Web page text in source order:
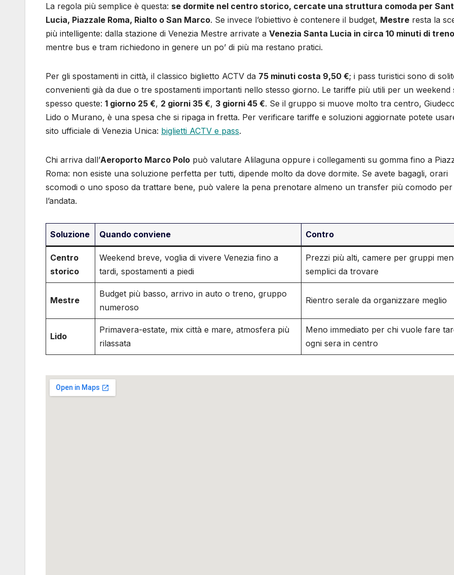
La regola più semplice è questa: se dormite nel centro storico, cercate una struttura comoda per
Lucia, Piazzale Roma, Rialto o San Marco. Se invece l’obiettivo è contenere il budget, Mestre resta la
più intelligente: dalla stazione di Venezia Mestre arrivate a Venezia Santa Lucia in circa 10 minuti di treno
mentre bus e tram richiedono in genere un po’ di più ma restano pratici.
Per gli spostamenti in città, il classico biglietto ACTV da 75 minuti costa 9,50 €; i pass turistici sono di
convenienti già da due o tre spostamenti importanti nello stesso giorno. Le tariffe più utili per un weekend
spesso queste: 1 giorno 25 €, 2 giorni 35 €, 3 giorni 45 €. Se il gruppo si muove molto tra centro,
Lido o Murano, è una spesa che si ripaga in fretta. Per verificare tariffe e soluzioni aggiornate potete
sito ufficiale di Venezia Unica: biglietti ACTV e pass.
Chi arriva dall’Aeroporto Marco Polo può valutare Alilaguna oppure i collegamenti su gomma fino a
Roma: non esiste una soluzione perfetta per tutti, dipende molto da dove dormite. Se avete bagagli, orari
scomodi o uno sposo da trattare bene, può valere la pena prenotare almeno un transfer più comodo per
l’andata.
Soluzione Quando conviene Contro
Centro
storico
Weekend breve, voglia di vivere Venezia fino a
tardi, spostamenti a piedi
Prezzi più alti, camere per gruppi
semplici da trovare
Mestre
Budget più basso, arrivo in auto o treno, gruppo
numeroso
Rientro serale da organizzare meglio
Lido
Primavera-estate, mix città e mare, atmosfera più
rilassata
Meno immediato per chi vuole fare
ogni sera in centro